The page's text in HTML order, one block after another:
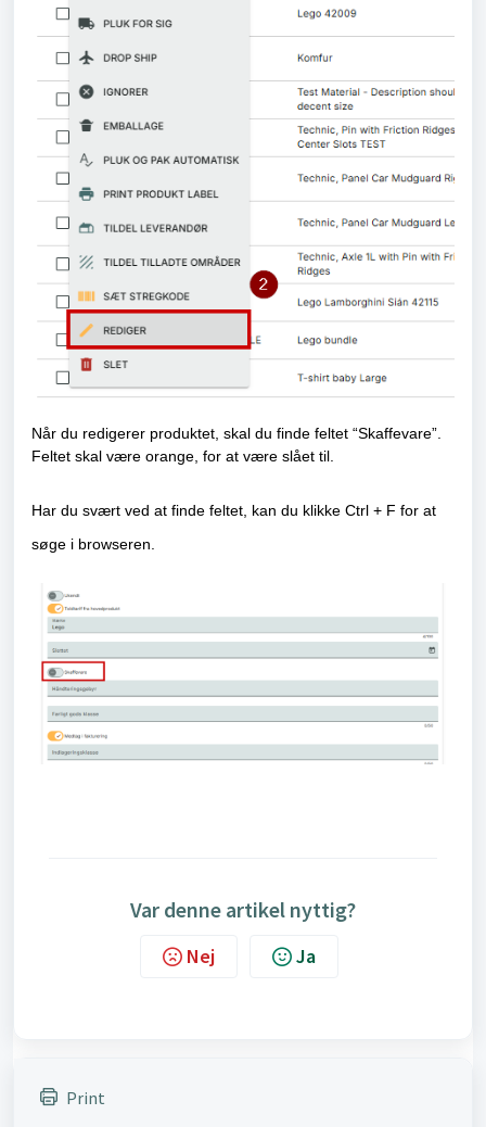
Når du redigerer produktet, skal du finde feltet “Skaffevare”.
Feltet skal være orange, for at være slået til.
Har du svært ved at finde feltet, kan du klikke Ctrl + F for at
søge i browseren.
Var denne artikel nyttig?
Nej Ja
Print